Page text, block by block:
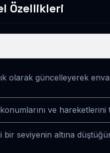
Özellikleri
olarak güncelleyerek
ve hareketlerini
bir seviyenin altına